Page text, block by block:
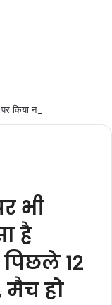
किया नमन
भी
है
12
मैच हो